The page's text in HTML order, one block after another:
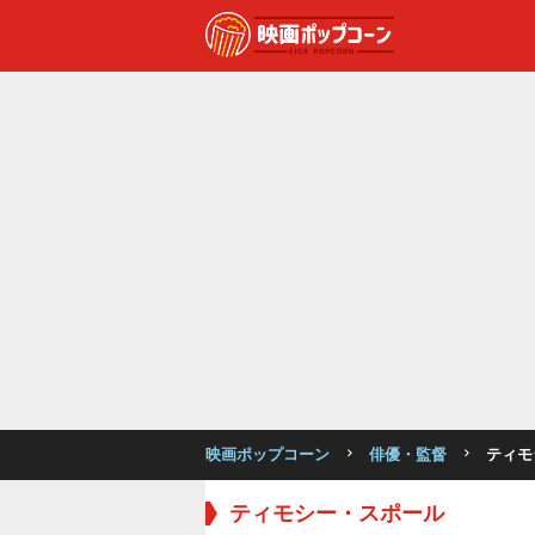
映画ポップコーン 俳優・監督 ティ
ティモシー・スポール